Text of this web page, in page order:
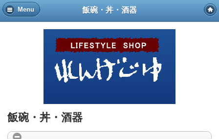
Menu 飯碗・丼・酒器
飯碗・丼・酒器